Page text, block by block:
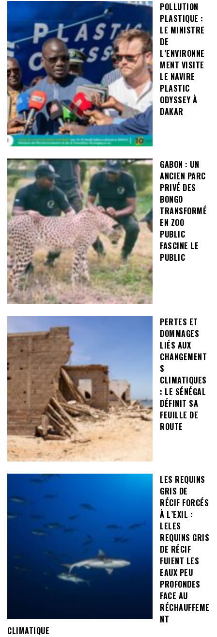
POLLUTION
PLASTIQUE :
LE MINISTRE
DE
L’ENVIRONNE
MENT VISITE
LE NAVIRE
PLASTIC
ODYSSEY À
DAKAR
GABON : UN
ANCIEN PARC
PRIVÉ DES
BONGO
TRANSFORMÉ
EN ZOO
PUBLIC
FASCINE LE
PUBLIC
PERTES ET
DOMMAGES
LIÉS AUX
CHANGEMENT
S
CLIMATIQUES
: LE SÉNÉGAL
DÉFINIT SA
FEUILLE DE
ROUTE
LES REQUINS
GRIS DE
RÉCIF FORCÉS
À L’EXIL :
LELES
REQUINS GRIS
DE RÉCIF
FUIENT LES
EAUX PEU
PROFONDES
FACE AU
RÉCHAUFFEME
NT
CLIMATIQUE